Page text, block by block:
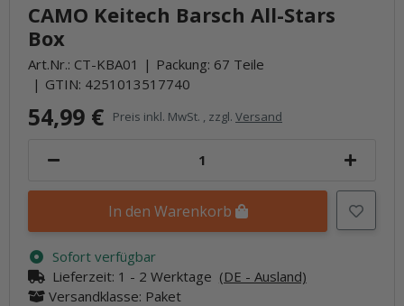
CAMO Keitech Barsch All-Stars
Box
Art.Nr.: CT-KBA01
Packung: 67 Teile
GTIN: 4251013517740
54,99 € Preis inkl. MwSt. , zzgl. Versand
In den Warenkorb
Sofort verfügbar
Lieferzeit: 1 - 2 Werktage (DE - Ausland)
Versandklasse: Paket